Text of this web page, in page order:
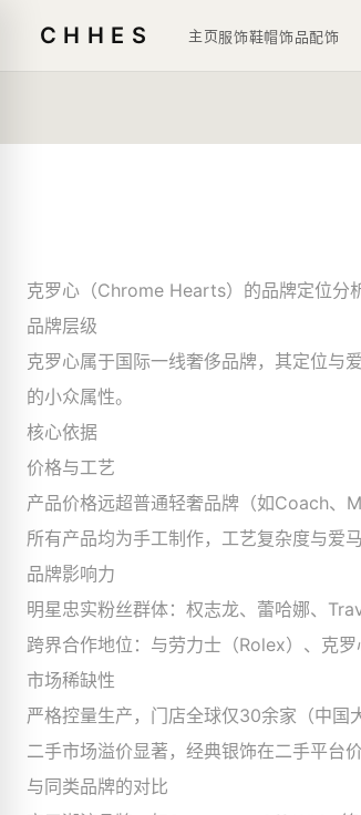
CHHES 主页服饰鞋帽饰品配饰
克罗心（Chrome Hearts）的品牌定位分
品牌层级
克罗心属于国际一线奢侈品牌，其定位与
的小众属性。
核心依据
价格与工艺
产品价格远超普通轻奢品牌（如Coach、
所有产品均为手工制作，工艺复杂度与爱
品牌影响力
明星忠实粉丝群体：权志龙、蕾哈娜、
跨界合作地位：与劳力士（Rolex）、克
市场稀缺性
严格控量生产，门店全球仅30余家（中国
二手市场溢价显著，经典银饰在二手平台价
与同类品牌的对比